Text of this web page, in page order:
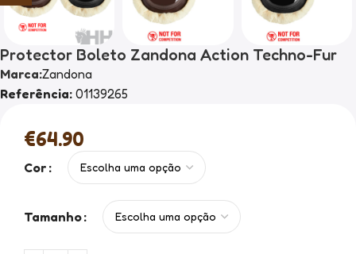
Protector Boleto Zandona Action Techno-Fur
Marca:Zandona
Referência: 01139265
€64.90
Cor
Tamanho